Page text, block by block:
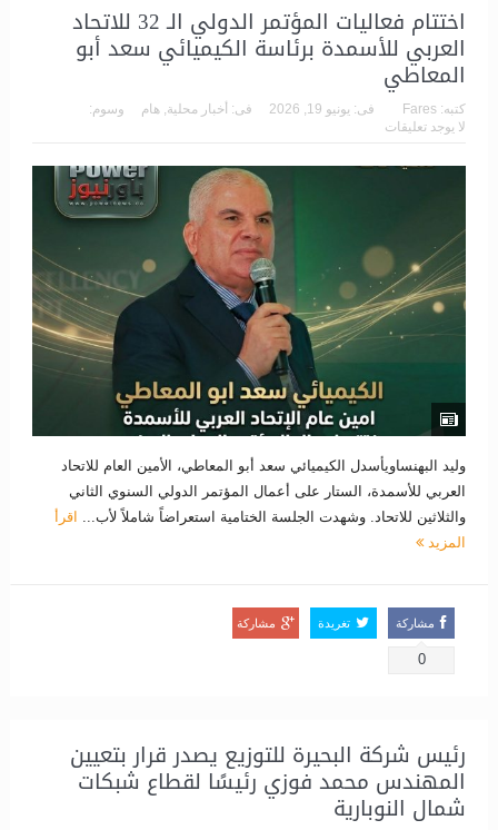
اختتام فعاليات المؤتمر الدولي الـ 32 للاتحاد
العربي للأسمدة برئاسة الكيميائي سعد أبو
المعاطي
كتبه: Fares فى: يونيو 19, 2026 فى: أخبار محلية هام
وسوم:
لا يوجد تعليقات
وليد البهنساويأسدل الكيميائي سعد أبو المعاطي، الأمين العام للاتحاد
العربي للأسمدة، الستار على أعمال المؤتمر الدولي السنوي الثاني
والثلاثين للاتحاد. وشهدت الجلسة الختامية استعراضاً شاملاً لأب... اقرأ
المزيد
مشاركة
0
تغريدة مشاركة
رئيس شركة البحيرة للتوزيع يصدر قرار بتعيين
المهندس محمد فوزي رئيسًا لقطاع شبكات
شمال النوبارية